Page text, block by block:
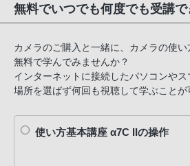
無料でいつでも何度でも受講
カメラのご購入と一緒に、カメラの使
無料で学んでみませんか？
インターネットに接続したパソコンや
場所を選ばず何回も視聴して学ぶことが
使い方基本講座 α7C IIの操作